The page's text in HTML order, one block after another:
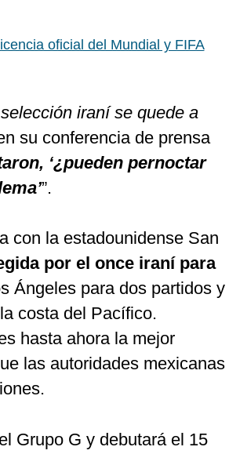
oficial del Mundial y FIFA
iraní se quede a
su conferencia de prensa
‘¿pueden pernoctar
”.
con la estadounidense San
por el once iraní para
Ángeles para dos partidos y
costa del Pacífico.
hasta ahora la mejor
las autoridades mexicanas
Grupo G y debutará el 15